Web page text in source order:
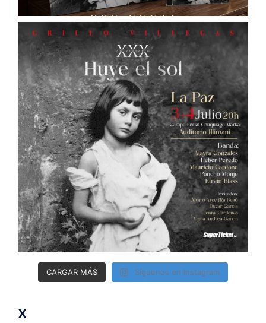
CARGAR MÁS Síguenos en Instagram
X